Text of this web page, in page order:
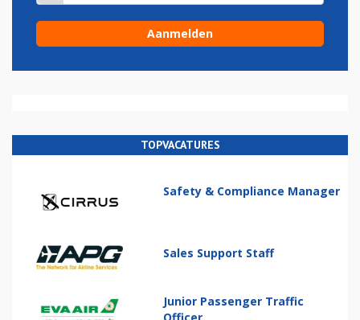
TOPVACATURES
Safety & Compliance Manager
Sales Support Staff
Junior Passenger Traffic
Officer